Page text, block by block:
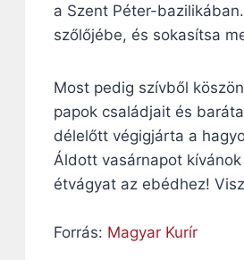
a Szent Péter-
szőlőjébe, és sokasítsa
Most pedig szívből
papok családjait és
délelőtt végigjárta a
Áldott vasárnapot
étvágyat az ebédhez!
Forrás: Magyar Kurír